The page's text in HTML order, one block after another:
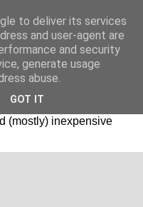
Bonitos e Baratos. //
(mostly) inexpensive
to deliver its services
and user-agent are
and security
generate usage
abuse.
GOT IT